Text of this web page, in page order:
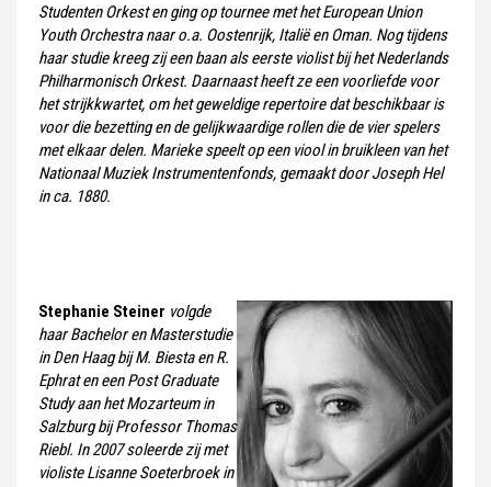
Studenten Orkest en ging op tournee met het European Union
Youth Orchestra naar o.a. Oostenrijk, Italië en Oman. Nog tijdens
haar studie kreeg zij een baan als eerste violist bij het Nederlands
Philharmonisch Orkest. Daarnaast heeft ze een voorliefde voor
het strijkkwartet, om het geweldige repertoire dat beschikbaar is
voor die bezetting en de gelijkwaardige rollen die de vier spelers
met elkaar delen. Marieke speelt op een viool in bruikleen van het
Nationaal Muziek Instrumentenfonds, gemaakt door Joseph Hel
in ca. 1880.
Stephanie Steiner volgde
haar Bachelor en Masterstudie
in Den Haag bij M. Biesta en R.
Ephrat en een Post Graduate
Study aan het Mozarteum in
Salzburg bij Professor Thomas
Riebl. In 2007 soleerde zij met
violiste Lisanne Soeterbroek in